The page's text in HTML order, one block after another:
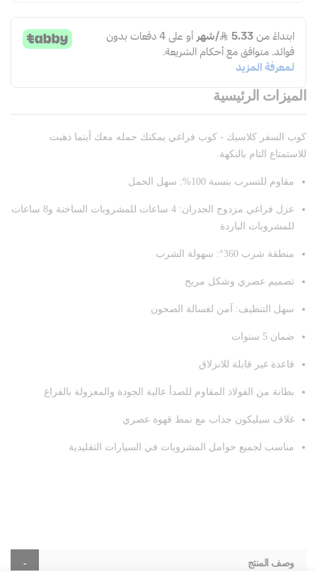
الميزات الرئيسية
كوب السفر كلاسيك - كوب فراغي يمكنك حمله معك أينما ذهبت
للاستمتاع التام بالنكهة.
مقاوم للتسرب بنسبة 100%: سهل الحمل
عزل فراغي مزدوج الجدران: 4 ساعات للمشروبات الساخنة و8 ساعات
للمشروبات الباردة
منطقة شرب 360°: سهولة الشرب
تصميم عصري وشكل مريح
سهل التنظيف: آمن لغسالة الصحون
ضمان 5 سنوات
قاعدة غير قابلة للانزلاق
بطانة من الفولاذ المقاوم للصدأ عالية الجودة والمعزولة بالفراغ
غلاف سيليكون جذاب مع نمط قهوة عصري
مناسب لجميع حوامل المشروبات في السيارات التقليدية
وصف المنتج